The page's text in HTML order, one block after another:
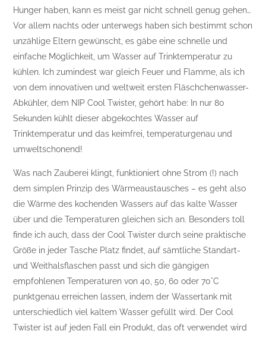
Hunger haben, kann es meist gar nicht schnell genug gehen…
Vor allem nachts oder unterwegs haben sich bestimmt schon
unzählige Eltern gewünscht, es gäbe eine schnelle und
einfache Möglichkeit, um Wasser auf Trinktemperatur zu
kühlen. Ich zumindest war gleich Feuer und Flamme, als ich
von dem innovativen und weltweit ersten Fläschchenwasser-
Abkühler, dem NIP Cool Twister, gehört habe: In nur 80
Sekunden kühlt dieser abgekochtes Wasser auf
Trinktemperatur und das keimfrei, temperaturgenau und
umweltschonend!
Was nach Zauberei klingt, funktioniert ohne Strom (!) nach
dem simplen Prinzip des Wärmeaustausches – es geht also
die Wärme des kochenden Wassers auf das kalte Wasser
über und die Temperaturen gleichen sich an. Besonders toll
finde ich auch, dass der Cool Twister durch seine praktische
Größe in jeder Tasche Platz findet, auf sämtliche Standart-
und Weithalsflaschen passt und sich die gängigen
empfohlenen Temperaturen von 40, 50, 60 oder 70°C
punktgenau erreichen lassen, indem der Wassertank mit
unterschiedlich viel kaltem Wasser gefüllt wird. Der Cool
Twister ist auf jeden Fall ein Produkt, das oft verwendet wird